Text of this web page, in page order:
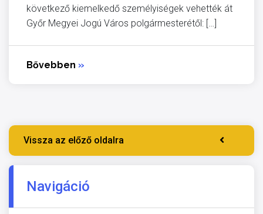
következő kiemelkedő személyiségek vehették át
Győr Megyei Jogú Város polgármesterétől: […]
Bővebben »
Vissza az előző oldalra
Navigáció